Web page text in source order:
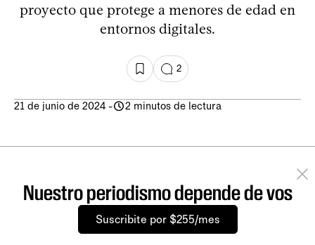
proyecto que protege a menores de edad en
entornos digitales.
2
21 de junio de 2024 - 2 minutos de lectura
Nuestro periodismo depende de vos
Suscribite por $255/mes